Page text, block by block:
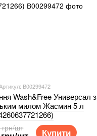
В00299472
Wash&Free Универсал з
милом Жасмин 5 л
шт Купити